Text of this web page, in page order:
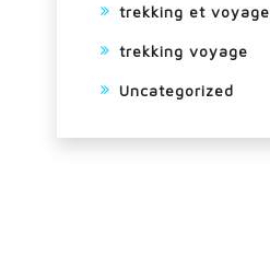
trekking et voyage
trekking voyage
Uncategorized